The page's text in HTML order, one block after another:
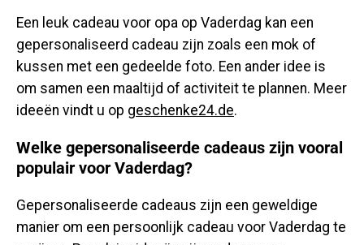
Een leuk cadeau voor opa op Vaderdag kan een
gepersonaliseerd cadeau zijn zoals een mok of
kussen met een gedeelde foto. Een ander idee is
om samen een maaltijd of activiteit te plannen. Meer
ideeën vindt u op geschenke24.de.
Welke gepersonaliseerde cadeaus zijn vooral
populair voor Vaderdag?
Gepersonaliseerde cadeaus zijn een geweldige
manier om een ​​persoonlijk cadeau voor Vaderdag te